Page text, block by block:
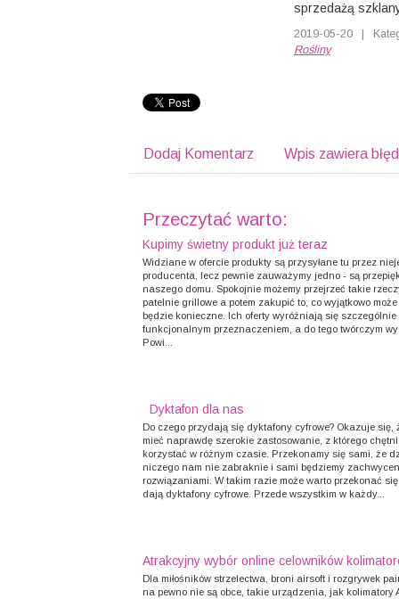
sprzedażą
2019-05-20 |
Rośliny
Dodaj Komentarz Wpis zawiera
Przeczytać warto:
Kupimy świetny produkt już teraz
Widziane w ofercie produkty są przysyłane tu przez
producenta, lecz pewnie zauważymy jedno - są
naszego domu. Spokojnie możemy przejrzeć takie
patelnie grillowe a potem zakupić to, co wyjątkowo może
będzie konieczne. Ich oferty wyróżniają się szczególnie
funkcjonalnym przeznaczeniem, a do tego twórczym
Powi...
Dyktafon dla nas
Do czego przydają się dyktafony cyfrowe? Okazuje się,
mieć naprawdę szerokie zastosowanie, z którego
korzystać w różnym czasie. Przekonamy się sami, że
niczego nam nie zabraknie i sami będziemy
rozwiązaniami. W takim razie może warto przekonać
dają dyktafony cyfrowe. Przede wszystkim w każdy...
Atrakcyjny wybór online celowników
Dla miłośników strzelectwa, broni airsoft i rozgrywek
na pewno nie są obce, takie urządzenia, jak kolimatory